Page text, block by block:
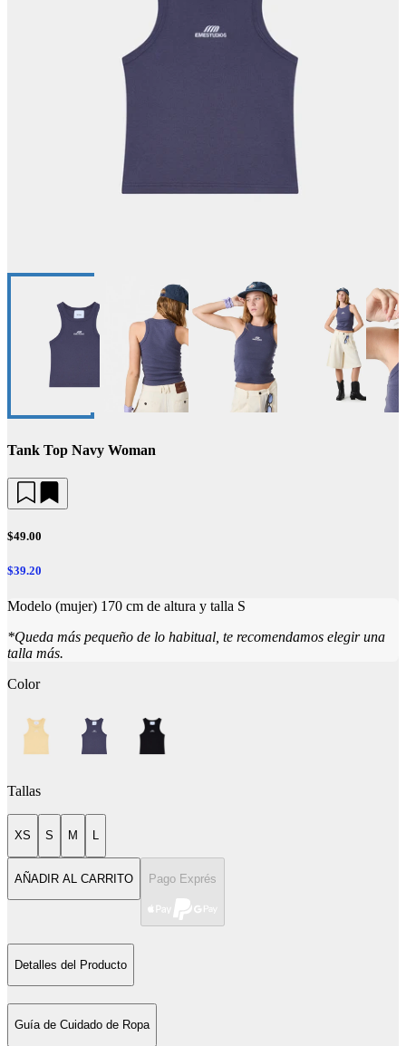
Tank Top Navy Woman
$49.00
$39.20
Modelo (mujer) 170 cm de altura y talla S
*Queda más pequeño de lo habitual, te recomendamos elegir una
talla más.
Color
Tallas
XS S M L
AÑADIR AL CARRITO Pago Exprés
Detalles del Producto
Guía de Cuidado de Ropa